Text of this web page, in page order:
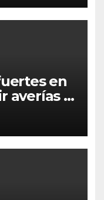
en
averías y